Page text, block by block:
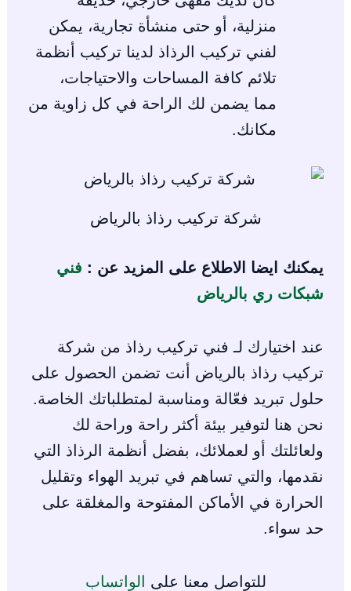
منزلية، أو حتى منشأة تجارية، يمكن
لفني تركيب الرذاذ لدينا تركيب أنظمة
تلائم كافة المساحات والاحتياجات،
مما يضمن لك الراحة في كل زاوية من
مكانك.
شركة تركيب رذاذ بالرياض
يمكنك ايضا الاطلاع على المزيد عن : فني
شبكات ري بالرياض
عند اختيارك لـ فني تركيب رذاذ من شركة
تركيب رذاذ بالرياض أنت تضمن الحصول على
حلول تبريد فعّالة ومناسبة لمتطلباتك الخاصة.
نحن هنا لتوفير بيئة أكثر راحة وراحة لك
ولعائلتك أو لعملائك، بفضل أنظمة الرذاذ التي
نقدمها، والتي تساهم في تبريد الهواء وتقليل
الحرارة في الأماكن المفتوحة والمغلقة على
حد سواء.
للتواصل معنا على الواتساب